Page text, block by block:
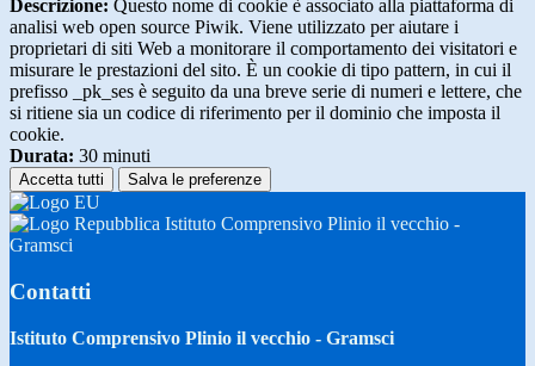
Descrizione: Questo nome di cookie è associato alla piattaforma di
analisi web open source Piwik. Viene utilizzato per aiutare i
proprietari di siti Web a monitorare il comportamento dei visitatori e
misurare le prestazioni del sito. È un cookie di tipo pattern, in cui il
prefisso _pk_ses è seguito da una breve serie di numeri e lettere, che
si ritiene sia un codice di riferimento per il dominio che imposta il
cookie.
Durata: 30 minuti
Accetta tutti Salva le preferenze
Istituto Comprensivo Plinio il vecchio -
Gramsci
Contatti
Istituto Comprensivo Plinio il vecchio - Gramsci